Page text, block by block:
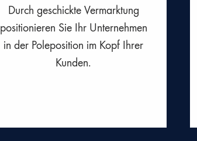
Durch geschickte Vermarktung
positionieren Sie Ihr Unternehmen
in der Poleposition im Kopf Ihrer
Kunden.